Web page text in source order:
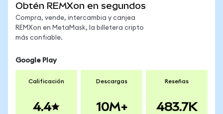
Obtén REMXon en segundos
Compra, vende, intercambia y canjea
REMXon en MetaMask, la billetera cripto
más confiable.
Google Play
Calificación
4.4
Descargas
10M+
Reseñas
483.7K